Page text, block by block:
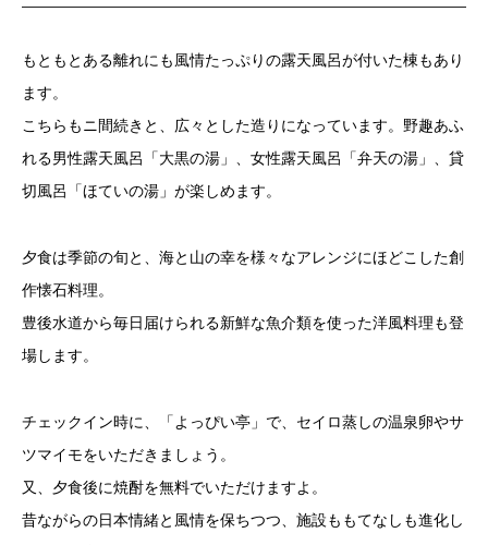
もともとある離れにも風情たっぷりの露天風呂が付いた棟もあり
ます。
こちらもニ間続きと、広々とした造りになっています。野趣あふ
れる男性露天風呂「大黒の湯」、女性露天風呂「弁天の湯」、貸
切風呂「ほていの湯」が楽しめます。
夕食は季節の旬と、海と山の幸を様々なアレンジにほどこした創
作懐石料理。
豊後水道から毎日届けられる新鮮な魚介類を使った洋風料理も登
場します。
チェックイン時に、「よっぴい亭」で、セイロ蒸しの温泉卵やサ
ツマイモをいただきましょう。
又、夕食後に焼酎を無料でいただけますよ。
昔ながらの日本情緒と風情を保ちつつ、施設ももてなしも進化し